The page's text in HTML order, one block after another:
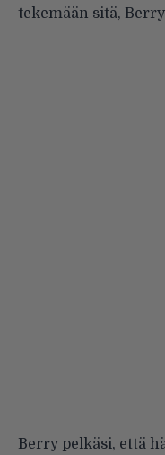
tekemään sitä,
Berry pelkäsi, että